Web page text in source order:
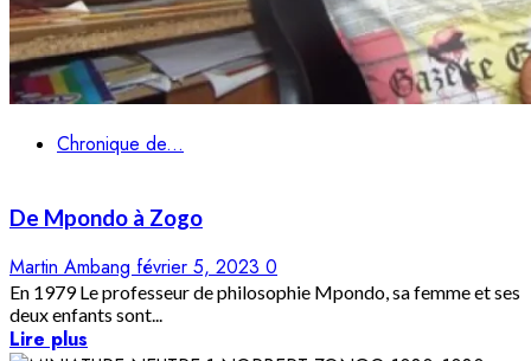
Chronique de...
De Mpondo à Zogo
Martin Ambang février 5, 2023 0
En 1979 Le professeur de philosophie Mpondo, sa femme et ses
deux enfants sont...
Lire plus